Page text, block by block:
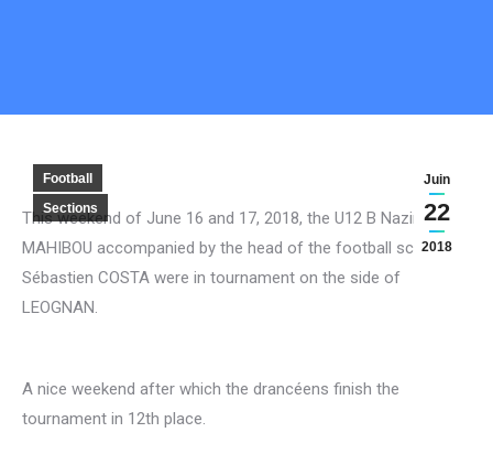
Juin
22
2018
Football
Sections
This weekend of June 16 and 17, 2018, the U12 B Nazir
MAHIBOU accompanied by the head of the football school
Sébastien COSTA were in tournament on the side of
LEOGNAN.
A nice weekend after which the drancéens finish the
tournament in 12th place.